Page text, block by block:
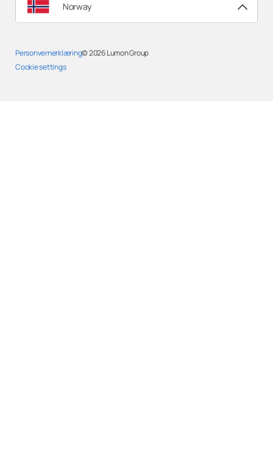
Norway
Personvernerklæring
Cookie settings
© 2026Lumon Group